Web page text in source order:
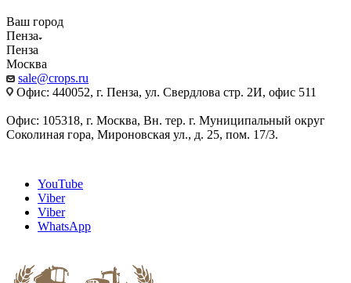
Ваш город
Пенза
Пенза
Москва
sale@crops.ru
Офис: 440052, г. Пенза, ул. Свердлова стр. 2И, офис 511
Офис: 105318, г. Москва, Вн. тер. г. Муниципальный округ
Соколиная гора, Мироновская ул., д. 25, пом. 17/3.
YouTube
Viber
Viber
WhatsApp